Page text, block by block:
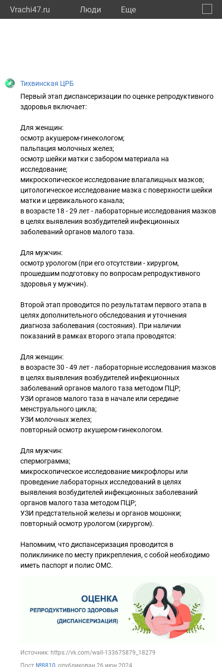
Vrachi47.ru Люди Eще
Тихвинская ЦРБ
Первый этап диспансеризации по оценке репродуктивного
здоровья включает:
Для женщин:
осмотр акушером-гинекологом;
пальпация молочных желез;
осмотр шейки матки с забором материала на
исследование;
микроскопическое исследование влагалищных мазков;
цитологическое исследование мазка с поверхности шейки
матки и цервикального канала;
в возрасте 18 - 29 лет - лабораторные исследования мазков
в целях выявления возбудителей инфекционных
заболеваний органов малого таза.
Для мужчин:
осмотр урологом (при его отсутствии - хирургом,
прошедшим подготовку по вопросам репродуктивного
здоровья у мужчин).
Второй этап проводится по результатам первого этапа в
целях дополнительного обследования и уточнения
диагноза заболевания (состояния). При наличии
показаний в рамках второго этапа проводятся:
Для женщин:
в возрасте 30 - 49 лет - лабораторные исследования мазков
в целях выявления возбудителей инфекционных
заболеваний органов малого таза методом ПЦР;
УЗИ органов малого таза в начале или середине
менструального цикла;
УЗИ молочных желез;
повторный осмотр акушером-гинекологом.
Для мужчин:
спермограмма;
микроскопическое исследование микрофлоры или
проведение лабораторных исследований в целях
выявления возбудителей инфекционных заболеваний
органов малого таза методом ПЦР;
УЗИ предстательной железы и органов мошонки;
повторный осмотр урологом (хирургом).
Напомним, что диспансеризация проводится в
поликлинике по месту прикрепления, с собой необходимо
иметь паспорт и полис ОМС.
Источник: https://vk.com/wall-133675879_18279